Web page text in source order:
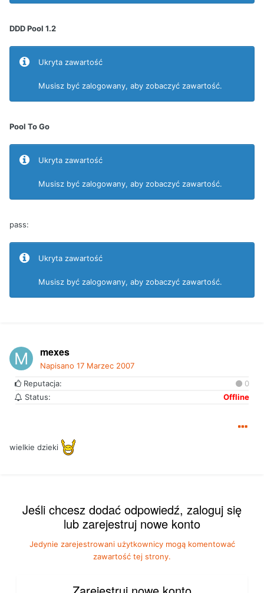
DDD Pool 1.2
Ukryta zawartość
Musisz być zalogowany, aby zobaczyć zawartość.
Pool To Go
Ukryta zawartość
Musisz być zalogowany, aby zobaczyć zawartość.
pass:
Ukryta zawartość
Musisz być zalogowany, aby zobaczyć zawartość.
mexes
Napisano 17 Marzec 2007
Reputacja:
0
Status:
Offline
wielkie dzieki
Jeśli chcesz dodać odpowiedź, zaloguj się
lub zarejestruj nowe konto
Jedynie zarejestrowani użytkownicy mogą komentować
zawartość tej strony.